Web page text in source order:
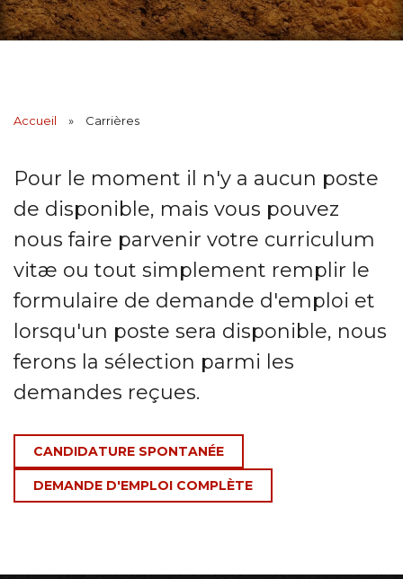
Accueil » Carrières
Pour le moment il n'y a aucun poste
de disponible, mais vous pouvez
nous faire parvenir votre curriculum
vitæ ou tout simplement remplir le
formulaire de demande d'emploi et
lorsqu'un poste sera disponible, nous
ferons la sélection parmi les
demandes reçues.
CANDIDATURE SPONTANÉE
DEMANDE D'EMPLOI COMPLÈTE